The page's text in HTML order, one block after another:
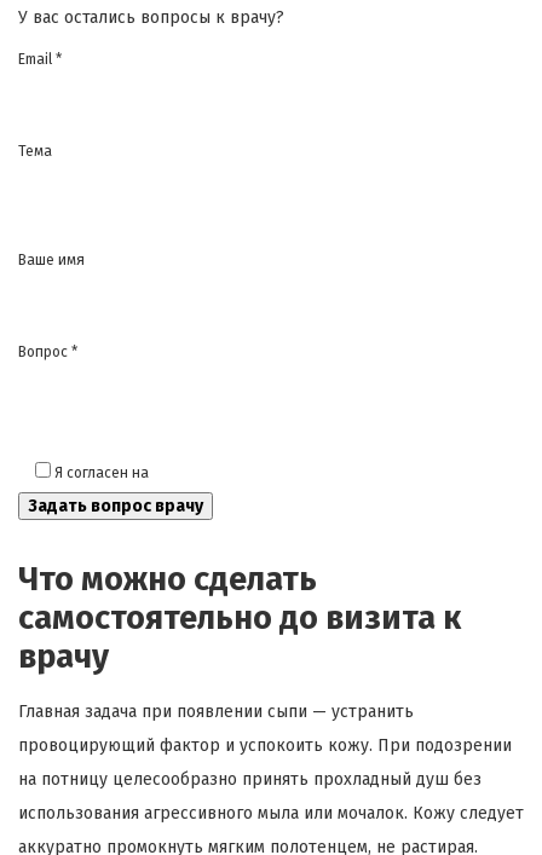
У вас остались вопросы к врачу?
Email *
Тема
Ваше имя
Вопрос *
Я согласен на
Что можно сделать
самостоятельно до визита к
врачу
Главная задача при появлении сыпи — устранить
провоцирующий фактор и успокоить кожу. При подозрении
на потницу целесообразно принять прохладный душ без
использования агрессивного мыла или мочалок. Кожу следует
аккуратно промокнуть мягким полотенцем, не растирая.